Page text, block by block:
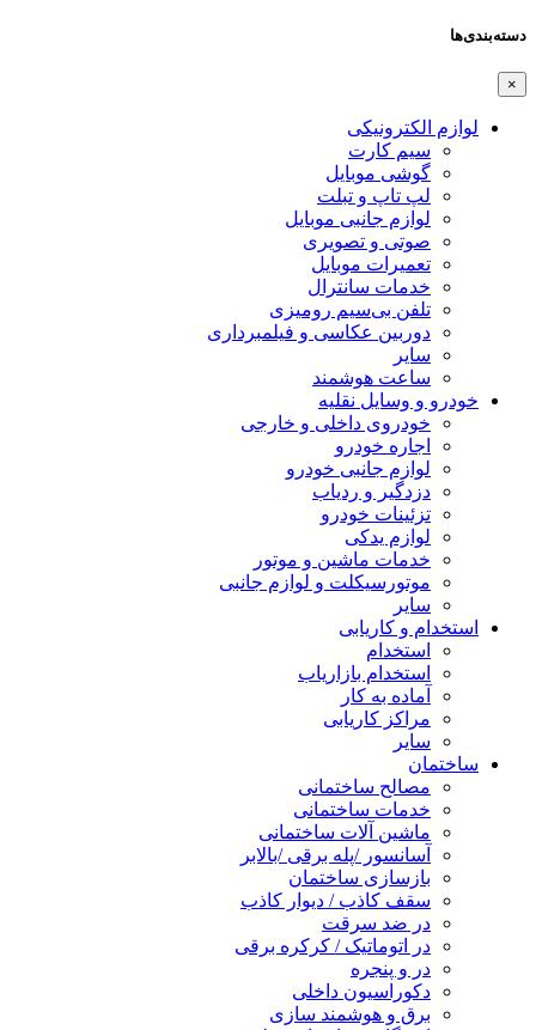
دسته‌بندی‌ها
×
لوازم الکترونیکی
سیم کارت
گوشی موبایل
لپ تاپ و تبلت
لوازم جانبی موبایل
صوتی و تصویری
تعمیرات موبایل
خدمات سانترال
تلفن بی‌سیم رومیزی
دوربین عکاسی و فیلمبرداری
سایر
ساعت هوشمند
خودرو و وسایل نقلیه
خودروی داخلی و خارجی
اجاره خودرو
لوازم جانبی خودرو
دزدگیر و ردیاب
تزئینات خودرو
لوازم یدکی
خدمات ماشین و موتور
موتورسیکلت و لوازم جانبی
سایر
استخدام و کاریابی
استخدام
استخدام بازاریاب
آماده به کار
مراکز کاریابی
سایر
ساختمان
مصالح ساختمانی
خدمات ساختمانی
ماشین آلات ساختمانی
آسانسور /پله برقی /بالابر
بازسازی ساختمان
سقف کاذب / دیوار کاذب
در ضد سرقت
در اتوماتیک / کرکره برقی
در و پنجره
دکوراسیون داخلی
برق و هوشمند سازی